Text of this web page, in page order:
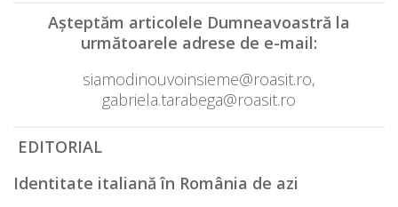
Aşteptăm articolele Dumneavoastră la
următoarele adrese de e-mail:
siamodinouvoinsieme@roasit.ro,
gabriela.tarabega@roasit.ro
EDITORIAL
Identitate italiană în România de azi